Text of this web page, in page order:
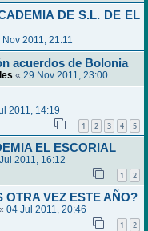
DE S.L. DE EL
Nov 2011, 21:11
acuerdos de Bolonia
« 29 Nov 2011, 23:00
2011, 14:19
1 2 3 4 5
EL ESCORIAL
2011, 16:12
1 2
OTRA VEZ ESTE AÑO?
04 Jul 2011, 20:46
1 2